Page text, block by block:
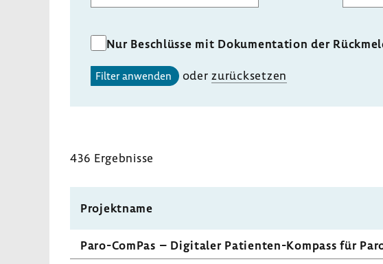
Nur Beschlüsse mit Dokumentation der
Filter anwenden oderzurück­setzen
436 Ergeb­nisse
Projekt­name
Paro-​ComPas – Digi­taler Patienten-​Kompass für